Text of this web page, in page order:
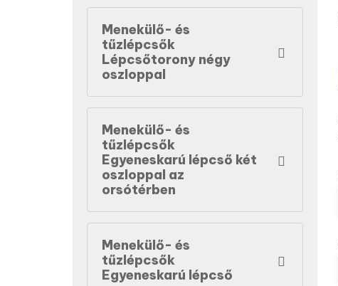
Menekülő- és
tűzlépcsők
Lépcsőtorony négy
oszloppal
Menekülő- és
tűzlépcsők
Egyeneskarú lépcső két
oszloppal az
orsótérben
Menekülő- és
tűzlépcsők
Egyeneskarú lépcső